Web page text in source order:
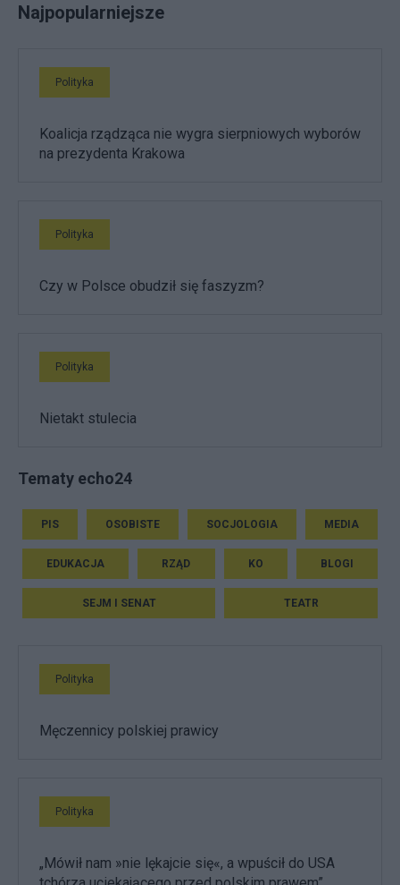
Najpopularniejsze
Polityka
Koalicja rządząca nie wygra sierpniowych wyborów
na prezydenta Krakowa
Polityka
Czy w Polsce obudził się faszyzm?
Polityka
Nietakt stulecia
Tematy echo24
PIS OSOBISTE SOCJOLOGIA MEDIA
EDUKACJA RZĄD KO BLOGI
SEJM I SENAT TEATR
Polityka
Męczennicy polskiej prawicy
Polityka
„Mówił nam »nie lękajcie się«, a wpuścił do USA